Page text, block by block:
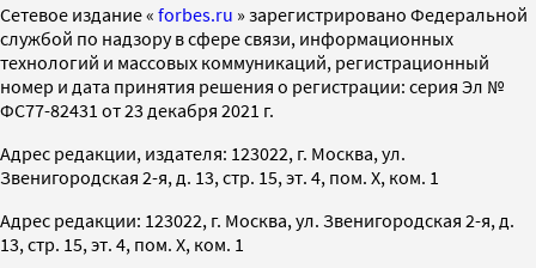
Cетевое издание « forbes.ru » зарегистрировано Федеральной
службой по надзору в сфере связи, информационных
технологий и массовых коммуникаций, регистрационный
номер и дата принятия решения о регистрации: серия Эл №
ФС77-82431 от 23 декабря 2021 г.
Адрес редакции, издателя: 123022, г. Москва, ул.
Звенигородская 2-я, д. 13, стр. 15, эт. 4, пом. X, ком. 1
Адрес редакции: 123022, г. Москва, ул. Звенигородская 2-я, д.
13, стр. 15, эт. 4, пом. X, ком. 1